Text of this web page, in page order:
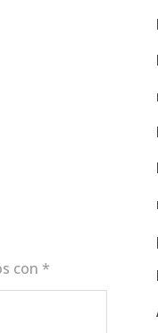
con *